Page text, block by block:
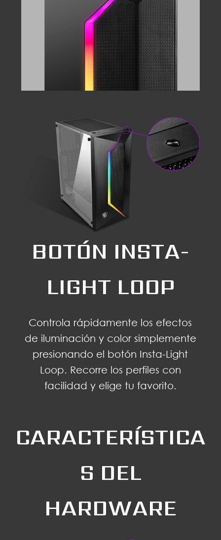
BOTÓN INSTA-
LIGHT LOOP
Controla rápidamente los efectos
de iluminación y color simplemente
presionando el botón Insta-Light
Loop. Recorre los perfiles con
facilidad y elige tu favorito.
CARACTERÍSTICA
S DEL
HARDWARE